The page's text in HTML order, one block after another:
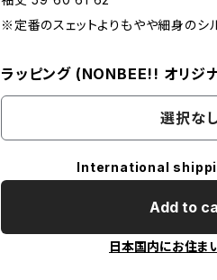
※定番のスェットよりもやや細身のシ
ラッピング (NONBEE!! オリジ
選択な
International
Add to
日本国内にお住ま